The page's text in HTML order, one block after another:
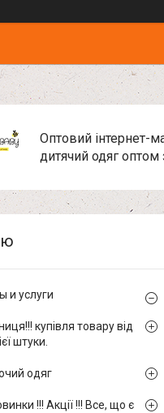
Оптовий інтернет-
дитячий одяг
и услуги
купівля товару від
штуки.
одяг
!!! Акції !!! Все, що є